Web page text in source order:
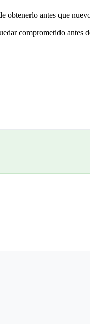
obtenerlo antes que
comprometido antes